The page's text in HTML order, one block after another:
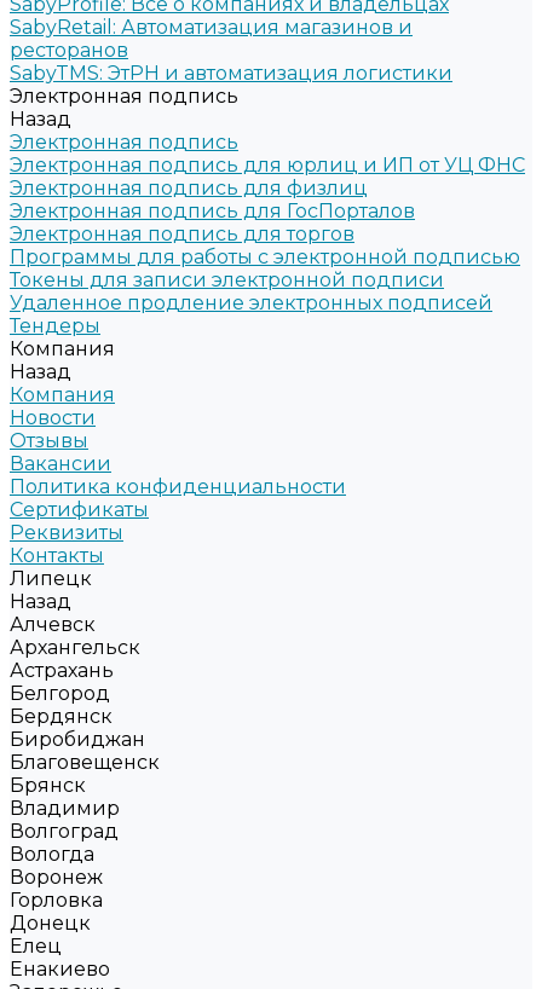
SabyRetail: Автоматизация магазинов и
ресторанов
SabyTMS: ЭтРН и автоматизация логистики
Электронная подпись
Назад
Электронная подпись
Электронная подпись для юрлиц и ИП от УЦ ФНС
Электронная подпись для физлиц
Электронная подпись для ГосПорталов
Электронная подпись для торгов
Программы для работы с электронной подписью
Токены для записи электронной подписи
Удаленное продление электронных подписей
Тендеры
Компания
Назад
Компания
Новости
Отзывы
Вакансии
Политика конфиденциальности
Сертификаты
Реквизиты
Контакты
Липецк
Назад
Алчевск
Архангельск
Астрахань
Белгород
Бердянск
Биробиджан
Благовещенск
Брянск
Владимир
Волгоград
Вологда
Воронеж
Горловка
Донецк
Елец
Енакиево